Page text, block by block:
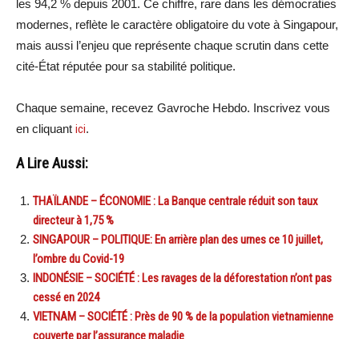
les 94,2 % depuis 2001. Ce chiffre, rare dans les démocraties
modernes, reflète le caractère obligatoire du vote à Singapour,
mais aussi l’enjeu que représente chaque scrutin dans cette
cité-État réputée pour sa stabilité politique.
Chaque semaine, recevez Gavroche Hebdo. Inscrivez vous
en cliquant ici.
A Lire Aussi:
THAÏLANDE – ÉCONOMIE : La Banque centrale réduit son taux
directeur à 1,75 %
SINGAPOUR – POLITIQUE: En arrière plan des urnes ce 10 juillet,
l’ombre du Covid-19
INDONÉSIE – SOCIÉTÉ : Les ravages de la déforestation n’ont pas
cessé en 2024
VIETNAM – SOCIÉTÉ : Près de 90 % de la population vietnamienne
couverte par l’assurance maladie